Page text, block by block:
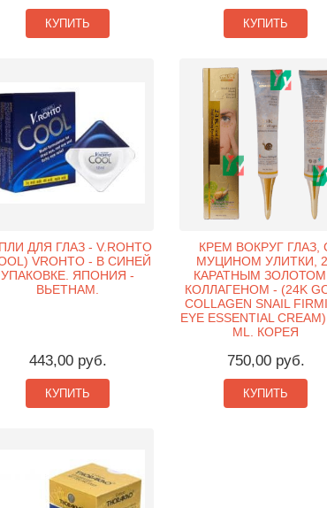
КУПИТЬ КУПИТЬ
ДЛЯ ГЛАЗ - V.ROHTO
VROHTO - В СИНЕЙ
УПАКОВКЕ. ЯПОНИЯ -
ВЬЕТНАМ.
443,00 руб.
КУПИТЬ
КРЕМ ВОКРУГ ГЛАЗ,
МУЦИНОМ УЛИТКИ,
КАРАТНЫМ
КОЛЛАГЕНОМ - (24K
COLLAGEN SNAIL
EYE ESSENTIAL
ML. КОРЕЯ
750,00 руб.
КУПИТЬ